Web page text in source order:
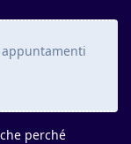
appuntamenti
perché